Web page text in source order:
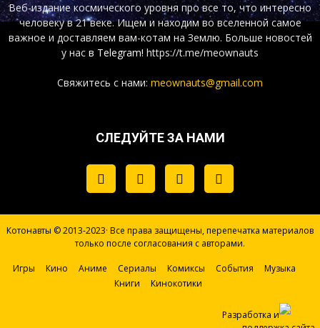
Веб-издание космического уровня про все то, что интересно
человеку в 21 веке. Ищем и находим во вселенной самое
важное и доставляем вам-котам на Землю. Больше новостей
у нас в Telegram! https://t.me/meownauts
Свяжитесь с нами: meownauts@gmail.com
СЛЕДУЙТЕ ЗА НАМИ
Котонавты © 2013-2023· Все права защищены, перепечатка материалов
только после согласования с авторами.
Игры Кино Аниме Сериалы Комиксы События
Музыка
Книги
Кинокотики
Разработка и